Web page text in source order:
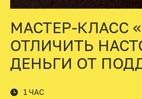
МАСТЕР-КЛАСС
ОТЛИЧИТЬ
ДЕНЬГИ ОТ
1 ЧАС